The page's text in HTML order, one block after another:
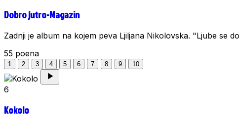
Dobro jutro-Magazin
Zadnji je album na kojem peva Ljiljana Nikolovska. "Ljube se
55 poena
1 2 3 4 5 6 7 8 9 10
6
Kokolo